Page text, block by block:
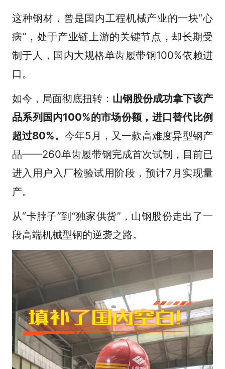
这种钢材，曾是国内工程机械产业的一块“心
病”，处于产业链上游的关键节点，却长期受
制于人，国内大规格单齿履带钢100%依赖进
口。
如今，局面彻底扭转： 山钢股份成功拿下该产
品系列国内100%的市场份额，进口替代比例
超过80%。 今年5月，又一款高难度异型钢产
品——260单齿履带钢完成首次试制，目前已
进入用户入厂检验试用阶段，预计7月实现量
产。
从“卡脖子”到“独家供货”，山钢股份走出了一
段高端机械型钢的逆袭之路。